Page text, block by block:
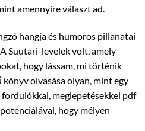
amennyire választ ad.
hangja és humoros pillanatai
Suutari-levelek volt, amely
hogy lássam, mi történik
olvasása olyan, mint egy
meglepetésekkel pdf
hogy mélyen